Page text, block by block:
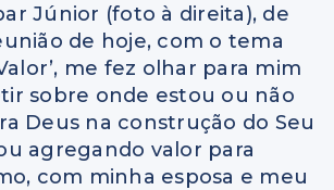
Júnior (foto à direita), de
de hoje, com o tema
me fez olhar para mim
sobre onde estou ou não
Deus na construção do Seu
agregando valor para
com minha esposa e meu